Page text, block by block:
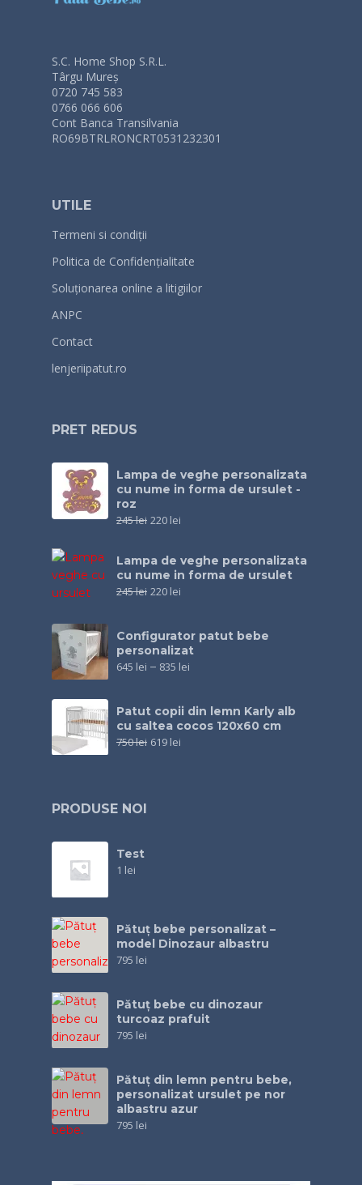
S.C. Home Shop S.R.L.
Târgu Mureș
0720 745 583
0766 066 606
Cont Banca Transilvania
RO69BTRLRONCRT0531232301
UTILE
Termeni si condiții
Politica de Confidențialitate
Soluționarea online a litigiilor
ANPC
Contact
lenjeriipatut.ro
PRET REDUS
Lampa de veghe personalizata
cu nume in forma de ursulet -
roz
245lei 220 lei
Lampa de veghe personalizata
cu nume in forma de ursulet
245lei 220 lei
Configurator patut bebe
personalizat
645 lei – 835 lei
Patut copii din lemn Karly alb
cu saltea cocos 120x60 cm
750lei 619 lei
PRODUSE NOI
Test
1 lei
Pătuț bebe personalizat –
model Dinozaur albastru
795 lei
Pătuţ bebe cu dinozaur
turcoaz prafuit
795 lei
Pătuţ din lemn pentru bebe,
personalizat ursulet pe nor
albastru azur
795 lei